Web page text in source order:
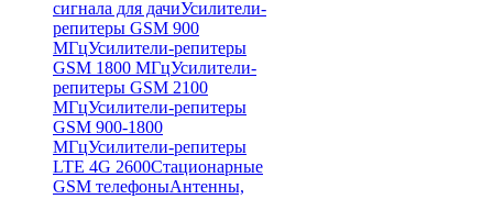
сигнала для дачиУсилители-
репитеры GSM 900
МГцУсилители-репитеры
GSM 1800 МГцУсилители-
репитеры GSM 2100
МГцУсилители-репитеры
GSM 900-1800
МГцУсилители-репитеры
LTE 4G 2600Стационарные
GSM телефоныАнтенны,